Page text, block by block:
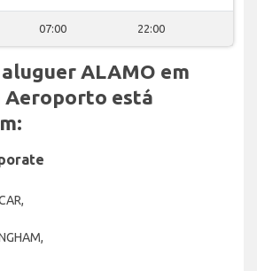
07:00 22:00
ALAMO em
Aeroporto está